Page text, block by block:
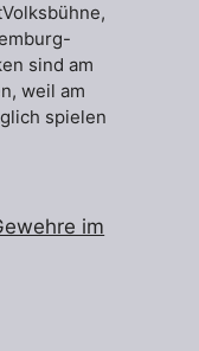
sind am
weil am
spielen